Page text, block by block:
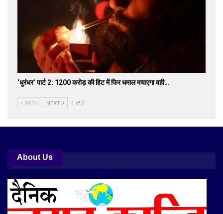
‘धुरंधर’ पार्ट 2: 1200 करोड़ की हिट में फिर धमाल मचाएगा वही…
PREV NEXT 1 of 2
About Us